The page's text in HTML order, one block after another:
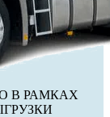
В РАМКАХ